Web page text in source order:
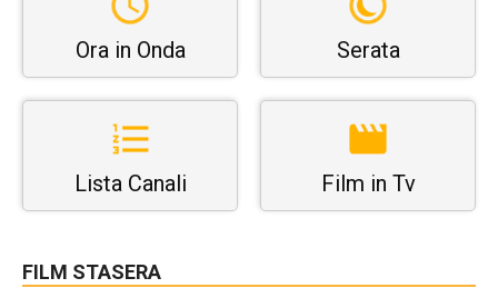
Ora in Onda Serata
Lista Canali Film in Tv
FILM STASERA